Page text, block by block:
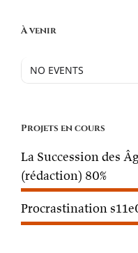
À venir
NO EVENTS
Projets en cours
La Succession des
(rédaction) 80%
Procrastination